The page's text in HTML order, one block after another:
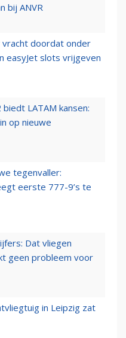
bij ANVR
doordat onder
easyJet slots vrijgeven
LATAM kansen:
op nieuwe
tegenvaller:
eerste 777-9’s te
Dat vliegen
geen probleem voor
in Leipzig zat